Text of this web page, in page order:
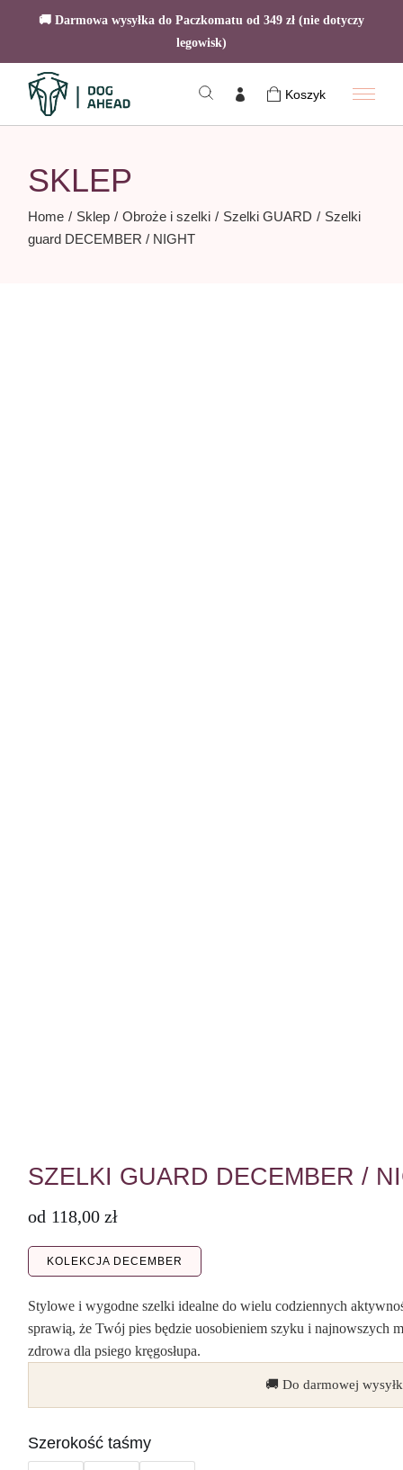
🚚 Darmowa wysyłka do Paczkomatu od 349 zł (nie dotyczy
legowisk)
content
Koszyk
SKLEP
Home Sklep Obroże i szelki Szelki GUARD
Szelki
guard DECEMBER / NIGHT
SZELKI GUARD DECEMBER /
od 118,00zł
KOLEKCJA DECEMBER
Stylowe i wygodne szelki idealne do wielu codziennych
sprawią, że Twój pies będzie uosobieniem szyku i najnowszych
zdrowa dla psiego kręgosłupa.
🚚 Do darmowej
Szerokość taśmy